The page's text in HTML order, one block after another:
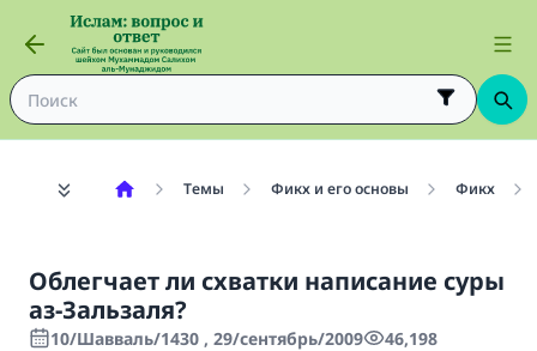
Темы Фикх и его основы Фикх
Облегчает ли схватки написание суры
аз-Зальзаля?
10/Шавваль/1430 , 29/сентябрь/2009 46,198